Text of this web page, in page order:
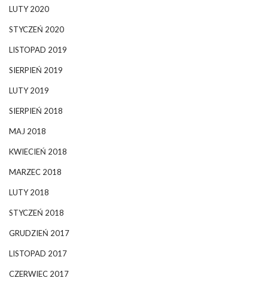
LUTY 2020
STYCZEŃ 2020
LISTOPAD 2019
SIERPIEŃ 2019
LUTY 2019
SIERPIEŃ 2018
MAJ 2018
KWIECIEŃ 2018
MARZEC 2018
LUTY 2018
STYCZEŃ 2018
GRUDZIEŃ 2017
LISTOPAD 2017
CZERWIEC 2017